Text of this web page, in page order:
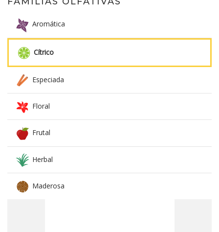
Aromática
Cítrico
Especiada
Floral
Frutal
Herbal
Maderosa